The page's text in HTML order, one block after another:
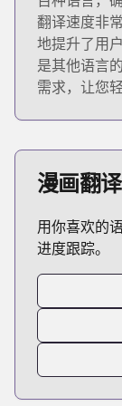
翻译速度非
地提升了用
是其他语言
需求，让您
漫画翻
用你喜欢的
进度跟踪。